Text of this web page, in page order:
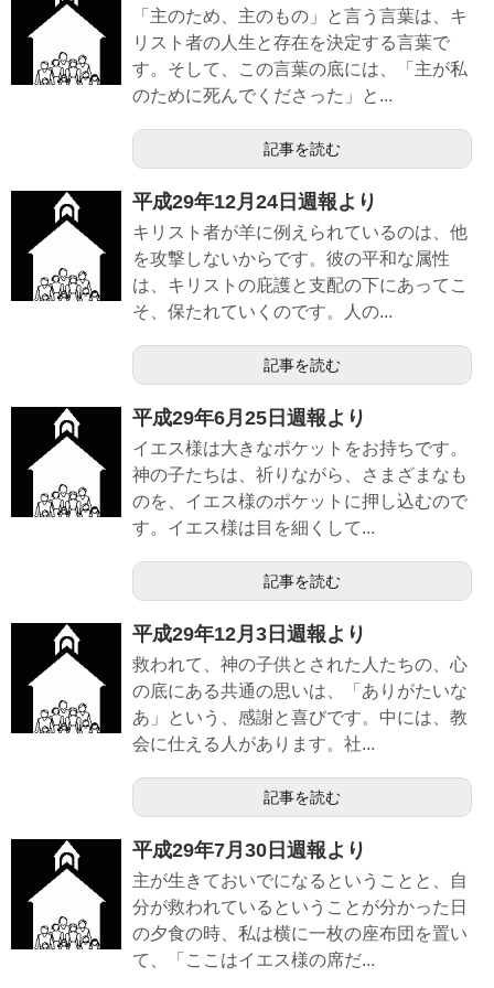
「主のため、主のもの」と言う言葉は、キ
リスト者の人生と存在を決定する言葉で
す。そして、この言葉の底には、「主が私
のために死んでくださった」と...
記事を読む
平成29年12月24日週報より
キリスト者が羊に例えられているのは、他
を攻撃しないからです。彼の平和な属性
は、キリストの庇護と支配の下にあってこ
そ、保たれていくのです。人の...
記事を読む
平成29年6月25日週報より
イエス様は大きなポケットをお持ちです。
神の子たちは、祈りながら、さまざまなも
のを、イエス様のポケットに押し込むので
す。イエス様は目を細くして...
記事を読む
平成29年12月3日週報より
救われて、神の子供とされた人たちの、心
の底にある共通の思いは、「ありがたいな
あ」という、感謝と喜びです。中には、教
会に仕える人があります。社...
記事を読む
平成29年7月30日週報より
主が生きておいでになるということと、自
分が救われているということが分かった日
の夕食の時、私は横に一枚の座布団を置い
て、「ここはイエス様の席だ...